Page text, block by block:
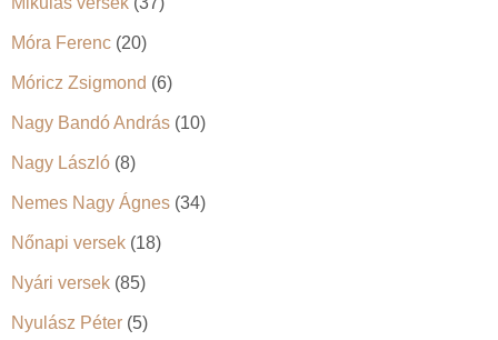
Móra Ferenc (20)
Móricz Zsigmond (6)
Nagy Bandó András (10)
Nagy László (8)
Nemes Nagy Ágnes (34)
Nőnapi versek (18)
Nyári versek (85)
Nyulász Péter (5)